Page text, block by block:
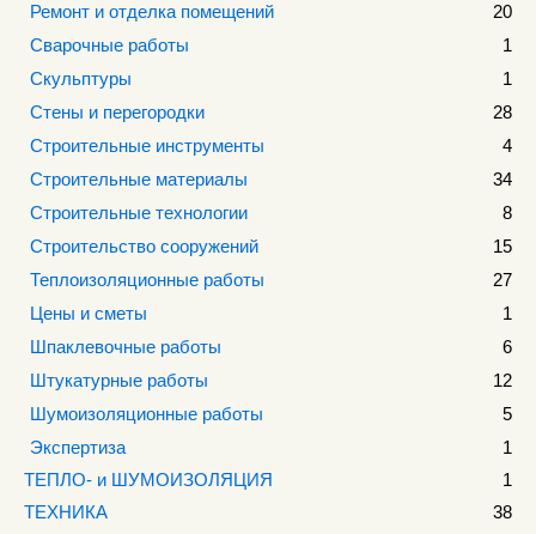
Ремонт и отделка помещений
20
Сварочные работы
1
Скульптуры
1
Стены и перегородки
28
Строительные инструменты
4
Строительные материалы
34
Строительные технологии
8
Строительство сооружений
15
Теплоизоляционные работы
27
Цены и сметы
1
Шпаклевочные работы
6
Штукатурные работы
12
Шумоизоляционные работы
5
Экспертиза
1
ТЕПЛО- и ШУМОИЗОЛЯЦИЯ
1
ТЕХНИКА
38